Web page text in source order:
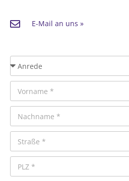
E-Mail an uns »